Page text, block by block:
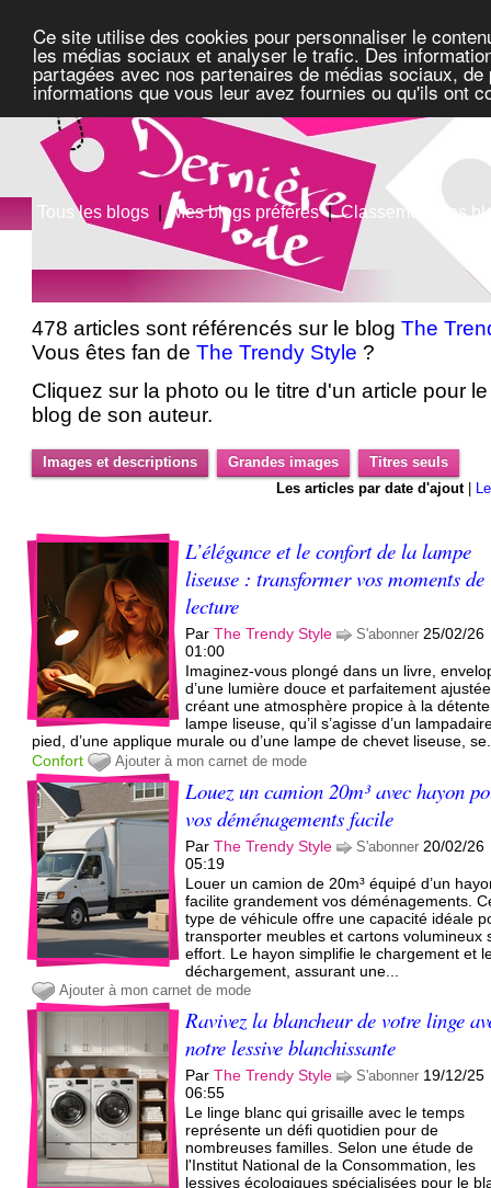
Ce site utilise des cookies pour personnaliser le
les médias sociaux et analyser le trafic. Des
partagées avec nos partenaires de médias sociaux,
informations que vous leur avez fournies ou qu'ils ont
Tous les blogs | Mes blogs préférés|Classement des
478 articles sont référencés sur le blogThe
Vous êtes fan deThe Trendy Style ?
Cliquez sur la photo ou le titre d'un article pour
blog de son auteur.
Images et descriptions Grandes images
Titres seuls
Les articles par date d'ajout|
L’élégance et le confort de la lampe
liseuse : transformer vos moments de
lecture
ParThe Trendy Style S'abonner 25/02/26
01:00
Imaginez-vous plongé dans un livre,
d’une lumière douce et parfaitement
créant une atmosphère propice à la
lampe liseuse, qu’il s’agisse d’un
pied, d’une applique murale ou d’une lampe de chevet liseuse,
Confort
Ajouter à mon carnet de mode
Louez un camion 20m³ avec hayon
vos déménagements facile
ParThe Trendy Style S'abonner 20/02/26
05:19
Louer un camion de 20m³ équipé d’un
facilite grandement vos déménagements.
type de véhicule offre une capacité idéale
transporter meubles et cartons volumineux
effort. Le hayon simplifie le chargement et
déchargement, assurant une...
Ajouter à mon carnet de mode
Ravivez la blancheur de votre linge
notre lessive blanchissante
ParThe Trendy Style S'abonner 19/12/25
06:55
Le linge blanc qui grisaille avec le temps
représente un défi quotidien pour de
nombreuses familles. Selon une étude de
l'Institut National de la Consommation, les
lessives écologiques spécialisées pour le